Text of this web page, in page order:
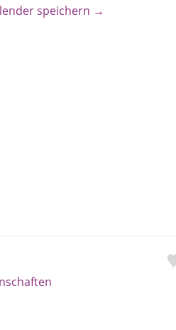
speichern →